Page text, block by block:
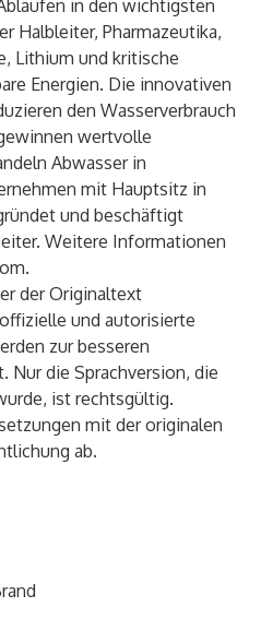
in den wichtigsten
Halbleiter, Pharmazeutika,
Lithium und kritische
Energien. Die innovativen
den Wasserverbrauch
wertvolle
Abwasser in
mit Hauptsitz in
und beschäftigt
Weitere Informationen
der Originaltext
und autorisierte
zur besseren
Nur die Sprachversion, die
ist rechtsgültig.
mit der originalen
ab.